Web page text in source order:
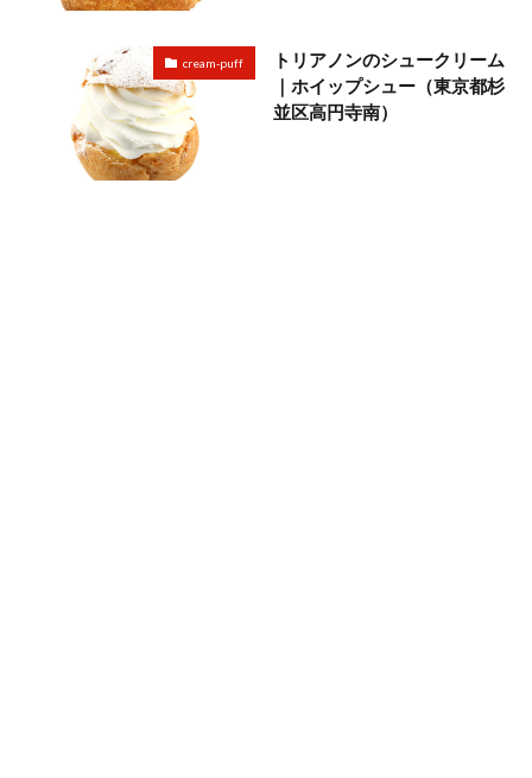
cream-puff
トリアノンのシュークリーム
｜ホイップシュー（東京都杉
並区高円寺南）